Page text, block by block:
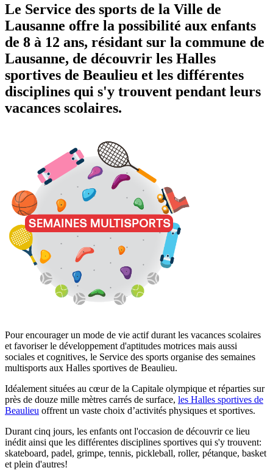
Le Service des sports de la Ville de
Lausanne offre la possibilité aux enfants
de 8 à 12 ans, résidant sur la commune de
Lausanne, de découvrir les Halles
sportives de Beaulieu et les différentes
disciplines qui s'y trouvent pendant leurs
vacances scolaires.
Pour encourager un mode de vie actif durant les vacances scolaires
et favoriser le développement d'aptitudes motrices mais aussi
sociales et cognitives, le Service des sports organise des semaines
multisports aux Halles sportives de Beaulieu.
Idéalement situées au cœur de la Capitale olympique et réparties sur
près de douze mille mètres carrés de surface, les Halles sportives de
Beaulieu offrent un vaste choix d’activités physiques et sportives.
Durant cinq jours, les enfants ont l'occasion de découvrir ce lieu
inédit ainsi que les différentes disciplines sportives qui s'y trouvent:
skateboard, padel, grimpe, tennis, pickleball, roller, pétanque, basket
et plein d'autres!